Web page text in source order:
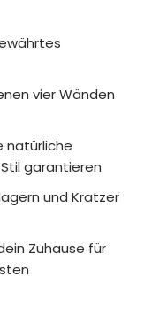
vier Wänden
natürliche
garantieren
und Kratzer
Zuhause für